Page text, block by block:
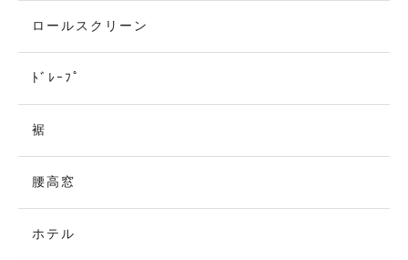
ロールスクリーン
ﾄﾞﾚｰﾌﾟ
裾
腰高窓
ホテル